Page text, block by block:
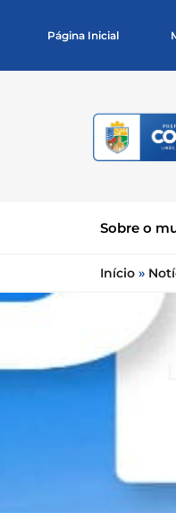
Página Inicial
Sobre o
Início »